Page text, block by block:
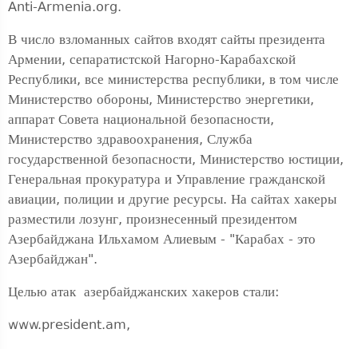
Anti-Armenia.org.
В число взломанных сайтов входят сайты президента
Армении, сепаратистской Нагорно-Карабахской
Республики, все министерства республики, в том числе
Министерство обороны, Министерство энергетики,
аппарат Совета национальной безопасности,
Министерство здравоохранения, Служба
государственной безопасности, Министерство юстиции,
Генеральная прокуратура и Управление гражданской
авиации, полиции и другие ресурсы. На сайтах хакеры
разместили лозунг, произнесенный президентом
Азербайджана Ильхамом Алиевым - "Карабах - это
Азербайджан".
Целью атак азербайджанских хакеров стали:
www.president.am,